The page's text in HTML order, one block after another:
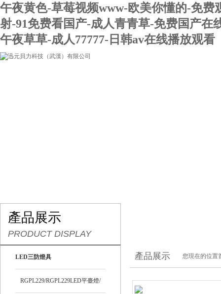
午夜黄色-草莓视频www-欧美你懂的-免
射-91免费看国产-成人青青草-免费国产
午夜草草-成人77777-日韩av在线播放观看
產品展示
PRODUCT DISPLAY
LED三防燈具
RGPL229/RGPL229LED平臺燈/
產品展示 您現在的位置